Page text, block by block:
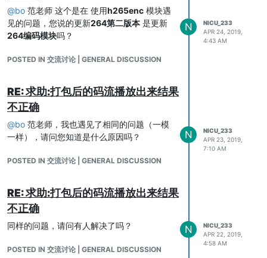
@bo 范老师 这个是在 使用h265enc 模块遇
见的问题，您说的更新264第二版本 是更新
264编码模块吗？
POSTED IN 交流讨论 | GENERAL DISCUSSION
N
NICU_233
APR 24, 2019,
4:43 AM
RE: 求助:打包后的码流播放出来结果
不正确
@bo 范老师，我也遇见了相同的问题（一模
一样），请问您知道是什么原因吗？
POSTED IN 交流讨论 | GENERAL DISCUSSION
N
NICU_233
APR 23, 2019,
7:10 AM
RE: 求助:打包后的码流播放出来结果
不正确
同样的问题，请问有人解决了吗？
POSTED IN 交流讨论 | GENERAL DISCUSSION
N
NICU_233
APR 22, 2019,
4:58 AM